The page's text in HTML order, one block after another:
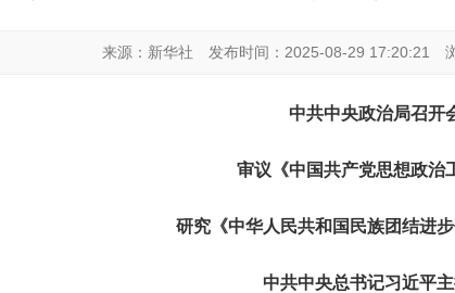
来源：新华社 发布时间：2025-08-29 17:20:21
中共中央政治局召开
审议《中国共产党思想政治
研究《中华人民共和国民族团结进步
中共中央总书记习近平